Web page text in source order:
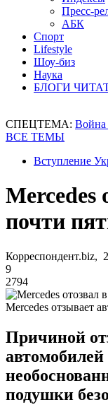
Пресс-
АБК
Спорт
Lifestyle
Шоу-биз
Наука
БЛОГИ
СПЕЦТЕМА: Война
ВСЕ ТЕМЫ
Вступление
Mercedes
почти
Корреспондент.biz,
9
2794
Mercedes отзывает
Причиной
подушки